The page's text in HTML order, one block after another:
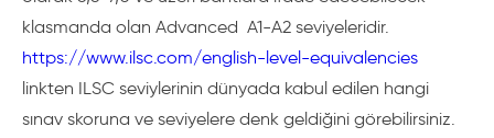
klasmanda olan Advanced A1-A2 seviyeleridir.
https://www.ilsc.com/english-level-equivalencies
linkten ILSC seviylerinin dünyada kabul edilen hangi
sınav skoruna ve seviyelere denk geldiğini görebilirsiniz.